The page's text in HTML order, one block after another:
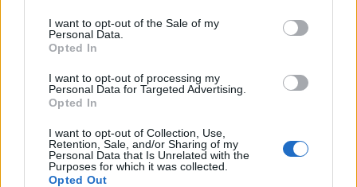
I want to opt-out of the Sale of my
Personal Data.
Opted In
I want to opt-out of processing my
Personal Data for Targeted Advertising.
Opted In
I want to opt-out of Collection, Use,
Retention, Sale, and/or Sharing of my
Personal Data that Is Unrelated with the
Purposes for which it was collected.
Opted Out
12
Volvo 745 GLE (1990)
8 274 visningar42 kommentarer